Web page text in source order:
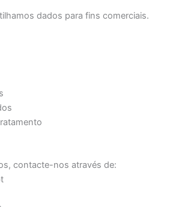
dados para fins comerciais.
contacte-nos através de: